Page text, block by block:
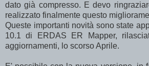
dato già compresso. E devo
realizzato finalmente questo
Queste importanti novità sono state
10.1 di ERDAS ER Mapper,
aggiornamenti, lo scorso Aprile.